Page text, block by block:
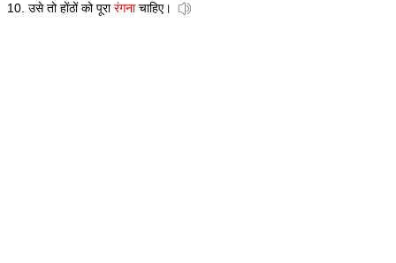
उसे तो होंठों को पूरारंगनाचाहिए।